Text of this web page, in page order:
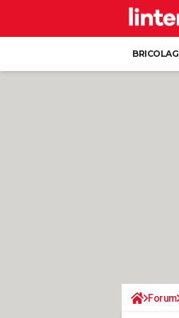
Forum